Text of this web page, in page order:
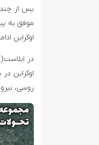
پس از
موفق به
اوکراین
در
اوکراین
روسی،